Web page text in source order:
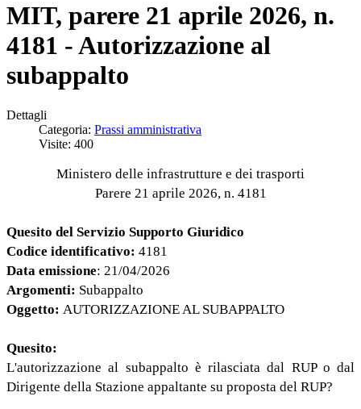
MIT, parere 21 aprile 2026, n.
4181 - Autorizzazione al
subappalto
Dettagli
Categoria: Prassi amministrativa
Visite: 400
Ministero delle infrastrutture e dei trasporti
Parere 21 aprile 2026, n. 4181
Quesito del Servizio Supporto Giuridico
Codice identificativo: 4181
Data emissione: 21/04/2026
Argomenti: Subappalto
Oggetto: AUTORIZZAZIONE AL SUBAPPALTO
Quesito:
L'autorizzazione al subappalto è rilasciata dal RUP o dal
Dirigente della Stazione appaltante su proposta del RUP?